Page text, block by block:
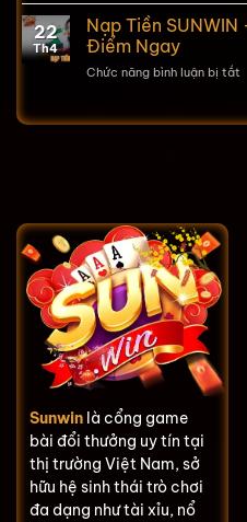
22
Th4
Nạp Tiền
Điểm Ngay
Chức năng bình luận bị tắt
Sunwin là cổng game
bài đổi thưởng uy tín tại
thị trường Việt Nam, sở
hữu hệ sinh thái trò chơi
đa dạng như tài xỉu, nổ